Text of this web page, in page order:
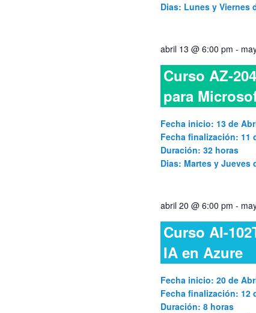
Dias: Lunes y Viernes
abril 13 @ 6:00 pm -
Curso AZ-
para
Fecha inicio: 13 de
Fecha finalización: 11
Duración: 32 horas
Dias: Martes y Jueves
abril 20 @ 6:00 pm -
Curso AI-
IA en Azure
Fecha inicio: 20 de
Fecha finalización: 12
Duración: 8 horas